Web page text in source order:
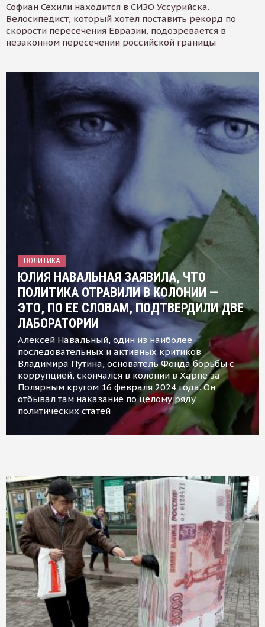
Софиан Сехили находится в СИЗО Уссурийска.
Велосипедист, который хотел поставить рекорд по
скорости пересечения Евразии, подозревается в
незаконном пересечении российской границы
ПОЛИТИКА
ЮЛИЯ НАВАЛЬНАЯ ЗАЯВИЛА, ЧТО
ПОЛИТИКА ОТРАВИЛИ В КОЛОНИИ —
ЭТО, ПО ЕЕ СЛОВАМ, ПОДТВЕРДИЛИ ДВЕ
ЛАБОРАТОРИИ
Алексей Навальный, один из наиболее
последовательных и активных критиков
Владимира Путина, основатель Фонда борьбы с
коррупцией, скончался в колонии в Харпе за
Полярным кругом 16 февраля 2024 года. Он
отбывал там наказание по целому ряду
политических статей